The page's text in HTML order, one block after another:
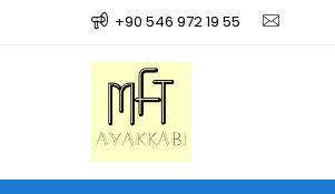
+90 546 972 19 55